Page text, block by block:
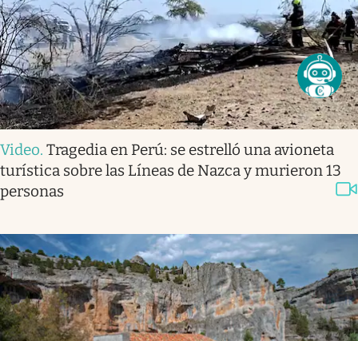
Video. Tragedia en Perú: se estrelló una avioneta
turística sobre las Líneas de Nazca y murieron 13
personas